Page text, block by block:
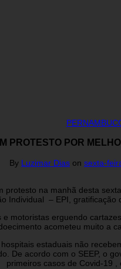
PROTESTO POR
By Luzimar Dias on sexta-
na manhã desta
Individual – EPI,
motoristas erguendo
acometeu muito a
estaduais não
De acordo com o SEEP,
primeiros casos de Covid-19 ,